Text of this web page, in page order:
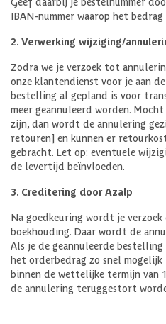
IBAN-nummer waarop het
2. Verwerking wijziging/
Zodra we je verzoek tot
onze klantendienst voor je aan
bestelling al gepland is voor
meer geannuleerd worden.
zijn, dan wordt de annulering
retouren] en kunnen er
gebracht. Let op: eventuele
de levertijd beïnvloeden.
3. Creditering door Azalp
Na goedkeuring wordt je
boekhouding. Daar wordt de
Als je de geannuleerde
het orderbedrag zo snel
binnen de wettelijke termijn van
de annulering teruggestort